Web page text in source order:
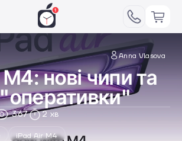
Anna Vlasova
нові чипи та
367 2 хв
iPad Air M4